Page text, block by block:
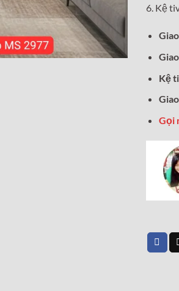
6. Kệ
Kệ
Gọi